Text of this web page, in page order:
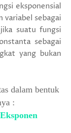
eksponensial
variabel sebagai
suatu fungsi
sebagai
yang bukan
dalam bentuk
: